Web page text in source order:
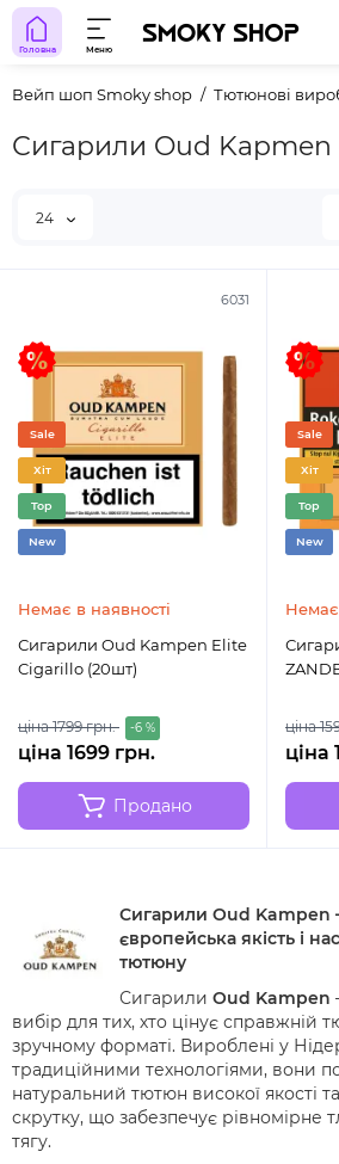
Головна Меню
Вейп шоп Smoky shop Тютюнові
Сигарили Oud Kapmen
24
6031
Sale
Хіт
Top
New
Немає в наявності
Сигарили Oud Kampen Elite
Cigarillo (20шт)
ціна 1799 грн. -6 %
ціна 1699 грн.
Продано
Sale
Хіт
Top
New
Немає
ціна
ціна
Сигарили Oud Kampen
європейська якість і
тютюну
Сигарили Oud Kampen
вибір для тих, хто цінує справжній
зручному форматі. Вироблені у
традиційними технологіями, вони
натуральний тютюн високої якості
скрутку, що забезпечує рівномірне
тягу.